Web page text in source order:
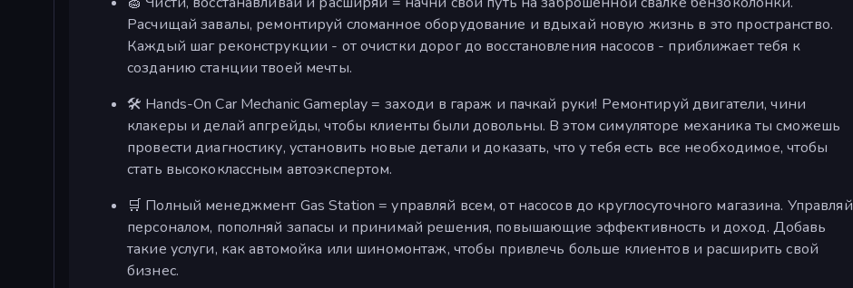
Расчищай завалы, ремонтируй сломанное оборудование и вдыхай новую жизнь в это пространство.
Каждый шаг реконструкции - от очистки дорог до восстановления насосов - приближает тебя к
созданию станции твоей мечты.
🛠️ Hands-On Car Mechanic Gameplay = заходи в гараж и пачкай руки! Ремонтируй двигатели, чини
клакеры и делай апгрейды, чтобы клиенты были довольны. В этом симуляторе механика ты сможешь
провести диагностику, установить новые детали и доказать, что у тебя есть все необходимое, чтобы
стать высококлассным автоэкспертом.
🛒 Полный менеджмент Gas Station = управляй всем, от насосов до круглосуточного магазина. Управляй
персоналом, пополняй запасы и принимай решения, повышающие эффективность и доход. Добавь
такие услуги, как автомойка или шиномонтаж, чтобы привлечь больше клиентов и расширить свой
бизнес.